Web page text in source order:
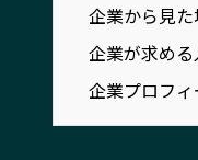
Sporkle
企業から見
企業が求め
企業プロフィ